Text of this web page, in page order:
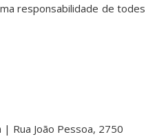
responsabilidade de todes
| Rua João Pessoa, 2750